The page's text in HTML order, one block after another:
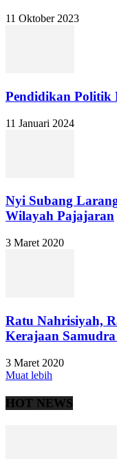
11 Oktober 2023
Pendidikan Politik
11 Januari 2024
Nyi Subang
Wilayah Pajajaran
3 Maret 2020
Ratu Nahrisiyah,
Kerajaan Samudra
3 Maret 2020
Muat lebih
HOT NEWS